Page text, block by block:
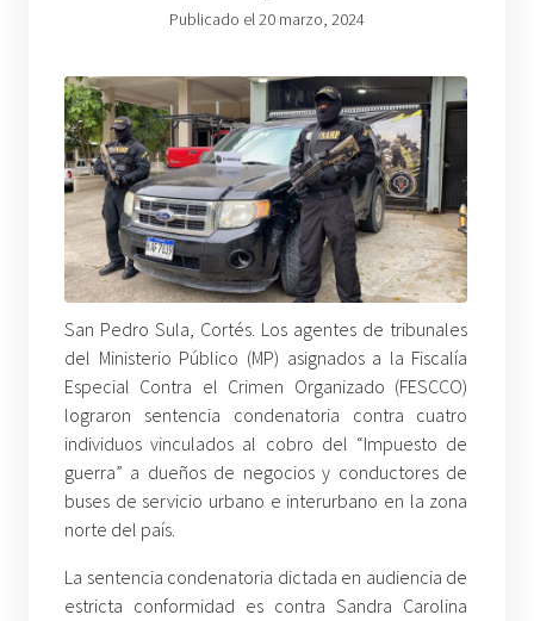
Publicado el 20 marzo, 2024
San Pedro Sula, Cortés. Los agentes de tribunales
del Ministerio Público (MP) asignados a la Fiscalía
Especial Contra el Crimen Organizado (FESCCO)
lograron sentencia condenatoria contra cuatro
individuos vinculados al cobro del “Impuesto de
guerra” a dueños de negocios y conductores de
buses de servicio urbano e interurbano en la zona
norte del país.
La sentencia condenatoria dictada en audiencia de
estricta conformidad es contra Sandra Carolina